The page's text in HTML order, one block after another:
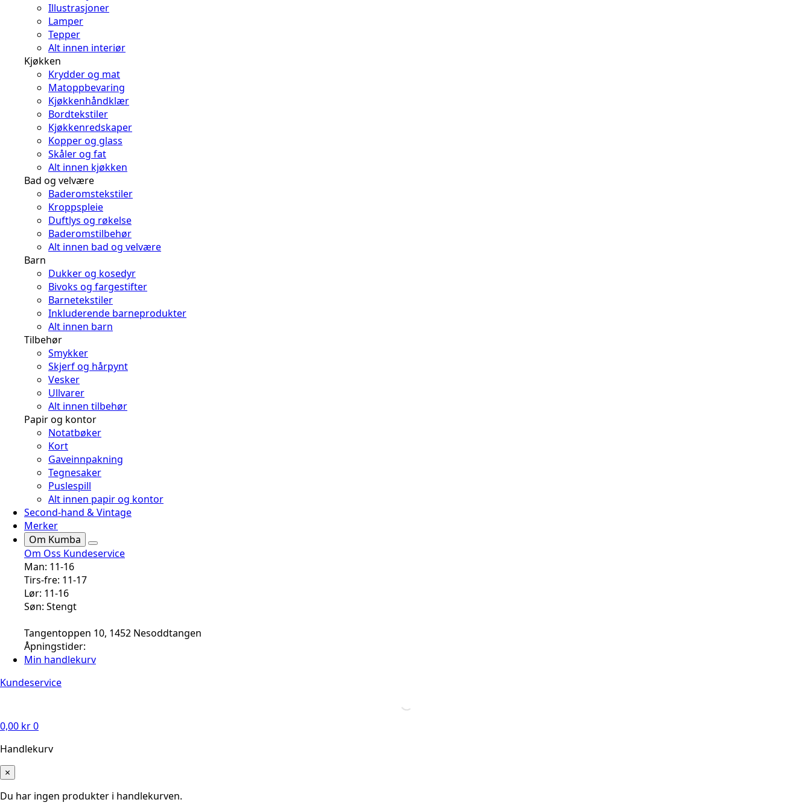
Illustrasjoner
Lamper
Tepper
Alt innen interiør
Kjøkken
Krydder og mat
Matoppbevaring
Kjøkkenhåndklær
Bordtekstiler
Kjøkkenredskaper
Kopper og glass
Skåler og fat
Alt innen kjøkken
Bad og velvære
Baderomstekstiler
Kroppspleie
Duftlys og røkelse
Baderomstilbehør
Alt innen bad og velvære
Barn
Dukker og kosedyr
Bivoks og fargestifter
Barnetekstiler
Inkluderende barneprodukter
Alt innen barn
Tilbehør
Smykker
Skjerf og hårpynt
Vesker
Ullvarer
Alt innen tilbehør
Papir og kontor
Notatbøker
Kort
Gaveinnpakning
Tegnesaker
Puslespill
Alt innen papir og kontor
Second-hand & Vintage
Merker
Om Kumba
Om Oss Kundeservice
Man: 11-16
Tirs-fre: 11-17
Lør: 11-16
Søn: Stengt
Tangentoppen 10, 1452 Nesoddtangen
Åpningstider:
Min handlekurv
Kundeservice
0,00 kr0
Handlekurv
×
Du har ingen produkter i handlekurven.